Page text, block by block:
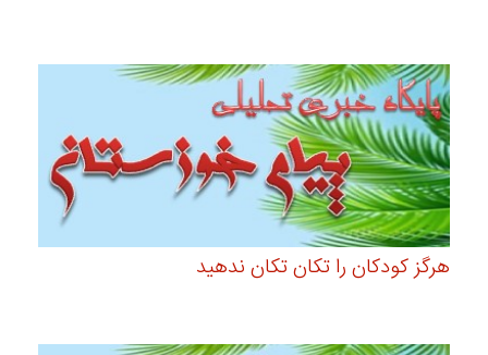
هرگز کودکان را تکان تکان ندهید